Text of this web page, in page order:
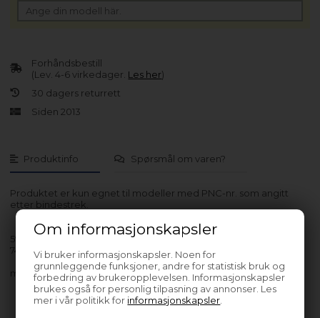
Om informasjonskapsler
Vi bruker informasjonskapsler. Noen for
grunnleggende funksjoner, andre for statistisk bruk og
forbedring av brukeropplevelsen. Informasjonskapsler
brukes også for personlig tilpasning av annonser. Les
mer i vår politikk for informasjonskapsler
Produktinfo Spørsmål om varen?
Produktet er kun egnet til modeller med PNC-nr. som angitt
etter bindestrek.
591242_20026 - 914002752-00
745366_20025 - 914002751-00
med flere…
Forhåndsbestill
(Lev. 4-6 virkedager. Les her)
30 dagers returrett
Siden 2013